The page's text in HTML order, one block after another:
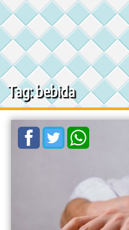
Ir
para
o
conteúdo
Tag: bebida